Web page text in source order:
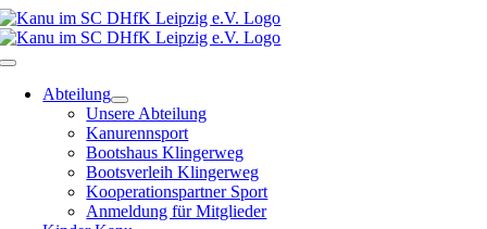
Zum
Inhalt
springen
Toggle
NavigationAbteilung
Unsere Abteilung
Kanurennsport
Bootshaus Klingerweg
Bootsverleih Klingerweg
Kooperationspartner Sport
Anmeldung für Mitglieder